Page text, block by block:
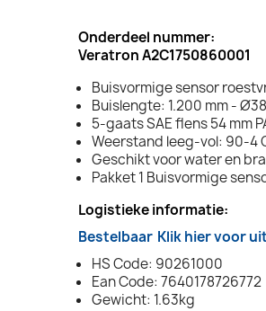
Onderdeel nummer:
Veratron A2C1750860001
Buisvormige sensor
Buislengte: 1.200 mm -
5-gaats SAE flens 54 mm
Weerstand leeg-vol: 90-4
Geschikt voor water en
Pakket 1 Buisvormige
Logistieke informatie:
Bestelbaar Klik hier voor
HS Code: 90261000
Ean Code: 7640178726772
Gewicht: 1.63kg